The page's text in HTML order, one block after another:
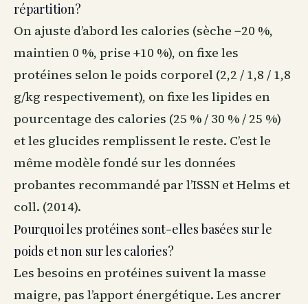
répartition?
On ajuste d’abord les calories (sèche −20 %,
maintien 0 %, prise +10 %), on fixe les
protéines selon le poids corporel (2,2 / 1,8 / 1,8
g/kg respectivement), on fixe les lipides en
pourcentage des calories (25 % / 30 % / 25 %)
et les glucides remplissent le reste. C’est le
même modèle fondé sur les données
probantes recommandé par l’ISSN et Helms et
coll. (2014).
Pourquoi les protéines sont-elles basées sur le
poids et non sur les calories?
Les besoins en protéines suivent la masse
maigre, pas l’apport énergétique. Les ancrer